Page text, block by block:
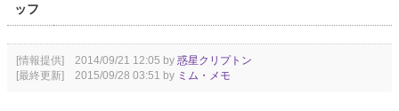
ッフ
[情報提供] 2014/09/21 12:05 by 惑星クリプトン
[最終更新] 2015/09/28 03:51 by ミム・メモ